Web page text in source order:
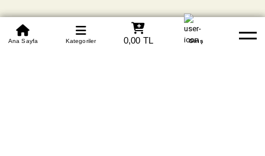
0850 305 09 70
Beden Tablosu Banka Hesapları Whatsapp Yardım
Ana Sayfa Kategoriler 0,00 TL Giriş